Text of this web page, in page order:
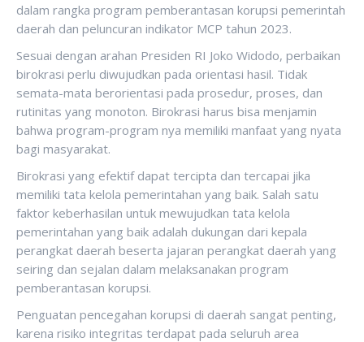
dalam rangka program pemberantasan korupsi pemerintah
daerah dan peluncuran indikator MCP tahun 2023.
Sesuai dengan arahan Presiden RI Joko Widodo, perbaikan
birokrasi perlu diwujudkan pada orientasi hasil. Tidak
semata-mata berorientasi pada prosedur, proses, dan
rutinitas yang monoton. Birokrasi harus bisa menjamin
bahwa program-program nya memiliki manfaat yang nyata
bagi masyarakat.
Birokrasi yang efektif dapat tercipta dan tercapai jika
memiliki tata kelola pemerintahan yang baik. Salah satu
faktor keberhasilan untuk mewujudkan tata kelola
pemerintahan yang baik adalah dukungan dari kepala
perangkat daerah beserta jajaran perangkat daerah yang
seiring dan sejalan dalam melaksanakan program
pemberantasan korupsi.
Penguatan pencegahan korupsi di daerah sangat penting,
karena risiko integritas terdapat pada seluruh area